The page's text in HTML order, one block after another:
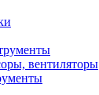
вентиляторы